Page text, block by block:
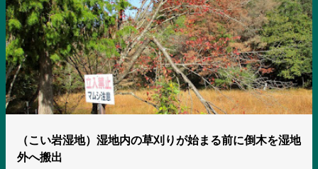
（こい岩湿地）湿地内の草刈りが始まる前に倒木を湿地
外へ搬出